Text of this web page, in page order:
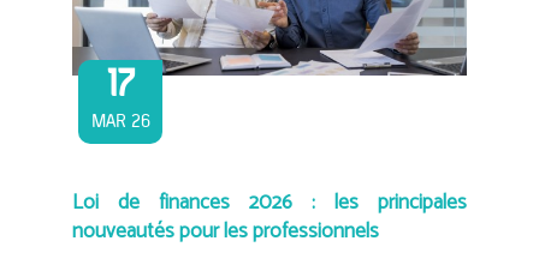
17
MAR 26
Loi de finances 2026 : les principales
nouveautés pour les professionnels